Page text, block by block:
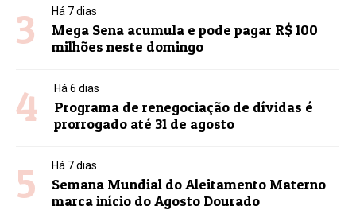
3 Há 7 dias
Mega Sena acumula e pode pagar R$ 100
milhões neste domingo
4 Há 6 dias
Programa de renegociação de dívidas é
prorrogado até 31 de agosto
5 Há 7 dias
Semana Mundial do Aleitamento Materno
marca início do Agosto Dourado